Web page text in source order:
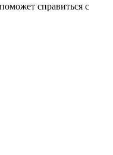
справиться с